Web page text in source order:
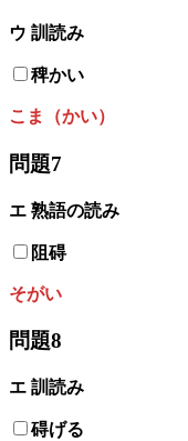
ウ 訓読み
稗かい
こま（かい）
問題7
エ 熟語の読み
阻碍
そがい
問題8
エ 訓読み
碍げる